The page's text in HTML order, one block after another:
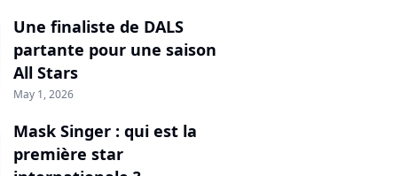
Une finaliste de DALS
partante pour une saison
All Stars
May 1, 2026
Mask Singer : qui est la
première star